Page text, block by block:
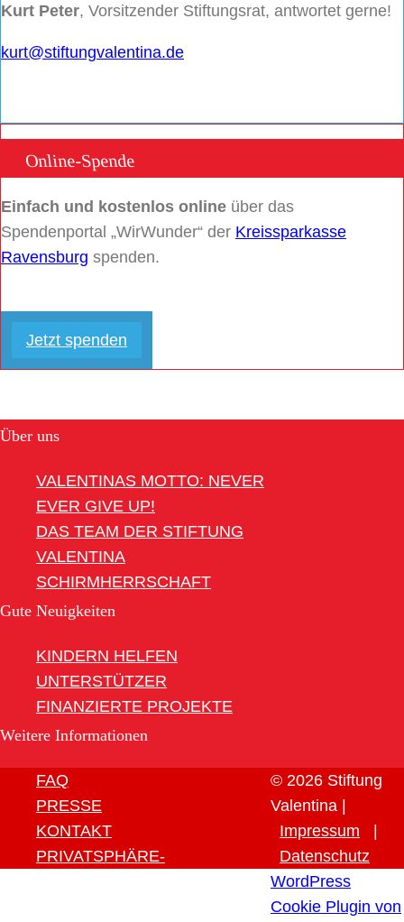
Kurt Peter, Vorsitzender Stiftungsrat, antwortet gerne!
kurt@stiftungvalentina.de
Online-Spende
Einfach und kostenlos online über das
Spendenportal „WirWunder“ der Kreissparkasse
Ravensburg spenden.
Jetzt spenden
Über uns
VALENTINAS MOTTO: NEVER
EVER GIVE UP!
DAS TEAM DER STIFTUNG
VALENTINA
SCHIRMHERRSCHAFT
Gute Neuigkeiten
KINDERN HELFEN
UNTERSTÜTZER
FINANZIERTE PROJEKTE
Weitere Informationen
FAQ
PRESSE
KONTAKT
PRIVATSPHÄRE-
© 2026 Stiftung
Valentina |
Impressum
Datenschutz
WordPress
Cookie Plugin von